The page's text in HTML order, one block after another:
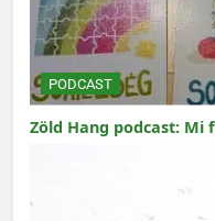
PODCAST
Zöld Hang podcast: